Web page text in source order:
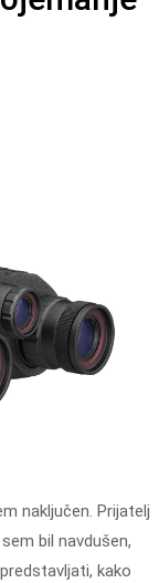
bil navdušen,
kako